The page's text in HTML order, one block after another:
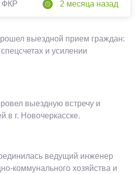
ФКР 2 месяца назад
выездной прием граждан:
и усилении
выездную встречу и
в г. Новочеркасске.
ведущий инженер
коммунального хозяйства и